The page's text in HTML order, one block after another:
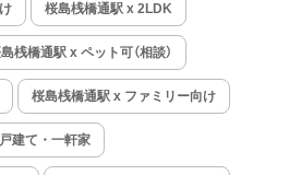
桜島桟橋通駅 x 2LDK
桟橋通駅 x ペット可（相談）
桜島桟橋通駅 x ファミリー向け
建て・一軒家